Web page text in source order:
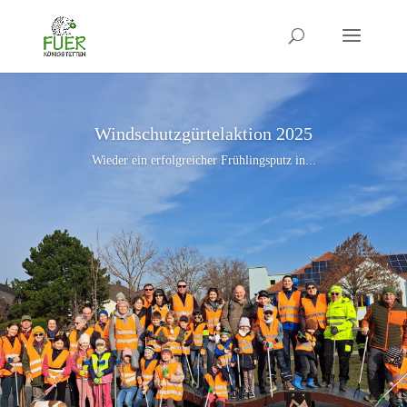
Windschutzgürtelaktion 2025
Wieder ein erfolgreicher Frühlingsputz in...